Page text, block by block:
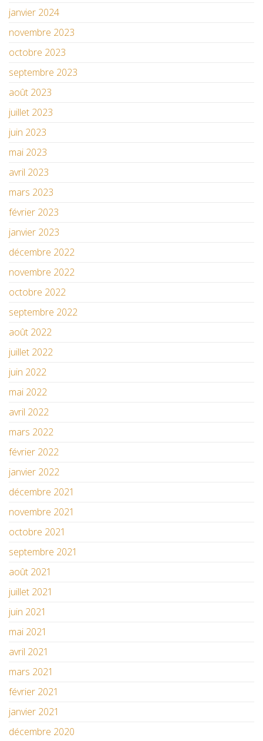
janvier 2024
novembre 2023
octobre 2023
septembre 2023
août 2023
juillet 2023
juin 2023
mai 2023
avril 2023
mars 2023
février 2023
janvier 2023
décembre 2022
novembre 2022
octobre 2022
septembre 2022
août 2022
juillet 2022
juin 2022
mai 2022
avril 2022
mars 2022
février 2022
janvier 2022
décembre 2021
novembre 2021
octobre 2021
septembre 2021
août 2021
juillet 2021
juin 2021
mai 2021
avril 2021
mars 2021
février 2021
janvier 2021
décembre 2020